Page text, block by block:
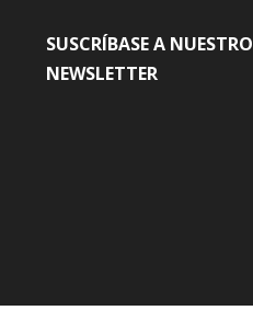
SUSCRÍBASE A NUESTRO
NEWSLETTER